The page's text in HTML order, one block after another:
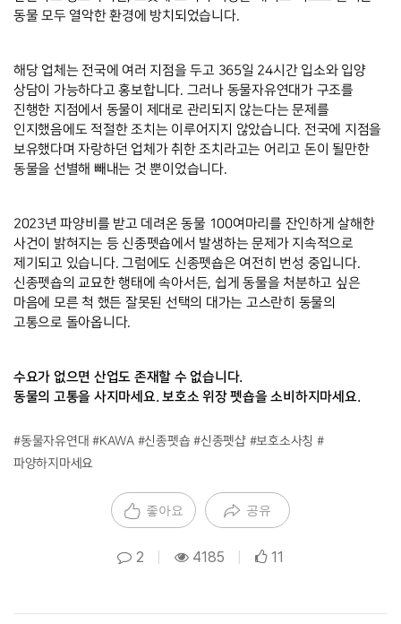
동물 모두 열악한 환경에 방치되었습니다.
해당 업체는 전국에 여러 지점을 두고 365일 24시간 입소와 입양
상담이 가능하다고 홍보합니다. 그러나 동물자유연대가 구조를
진행한 지점에서 동물이 제대로 관리되지 않는다는 문제를
인지했음에도 적절한 조치는 이루어지지 않았습니다. 전국에 지점을
보유했다며 자랑하던 업체가 취한 조치라고는 어리고 돈이 될만한
동물을 선별해 빼내는 것 뿐이었습니다.
2023년 파양비를 받고 데려온 동물 100여마리를 잔인하게 살해한
사건이 밝혀지는 등 신종펫숍에서 발생하는 문제가 지속적으로
제기되고 있습니다. 그럼에도 신종펫숍은 여전히 번성 중입니다.
신종펫숍의 교묘한 행태에 속아서든, 쉽게 동물을 처분하고 싶은
마음에 모른 척 했든 잘못된 선택의 대가는 고스란히 동물의
고통으로 돌아옵니다.
수요가 없으면 산업도 존재할 수 없습니다.
동물의 고통을 사지마세요. 보호소 위장 펫숍을 소비하지마세요.
#동물자유연대 #KAWA #신종펫숍 #신종펫샵 #보호소사칭 #
파양하지마세요
좋아요 공유
2 4185 11